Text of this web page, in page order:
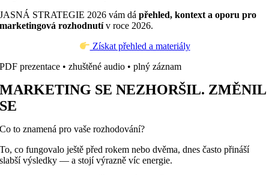
JASNÁ STRATEGIE 2026 vám dápřehled, kontext a oporu pro
marketingová rozhodnutív roce 2026.
Získat přehled a materiály
PDF prezentace • zhuštěné audio • plný záznam
MARKETING SE NEZHORŠIL. ZMĚNIL
SE
Co to znamená pro vaše rozhodování?
To, co fungovalo ještě před rokem nebo dvěma, dnes často přináší
slabší výsledky — a stojí výrazně víc energie.